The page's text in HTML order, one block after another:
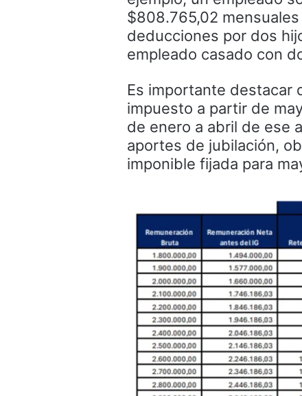
$808.765,02
deducciones por dos
empleado casado con
Es importante destacar
impuesto a partir de
de enero a abril de ese
aportes de jubilación,
imponible fijada para